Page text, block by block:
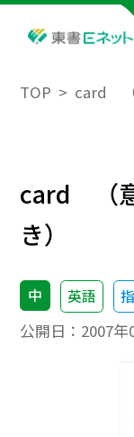
TOP card （
card （
き）
中 英語
公開日： 2007年